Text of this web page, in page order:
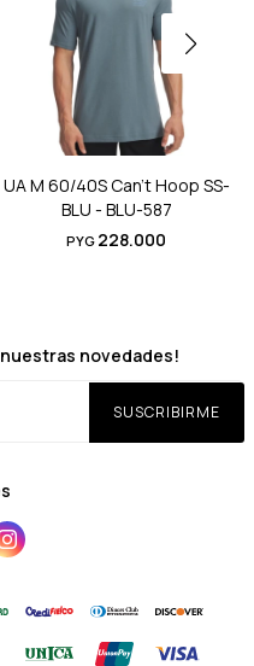
UA M 60/40S Can't Hoop SS-
BLU - BLU-587
PYG 228.000
novedades!
SUSCRIBIRME